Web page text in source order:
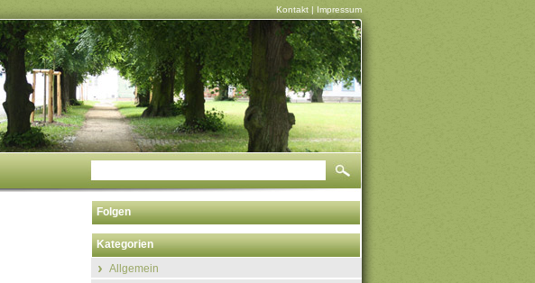
Kontakt | Impressum
Folgen
Kategorien
Allgemein